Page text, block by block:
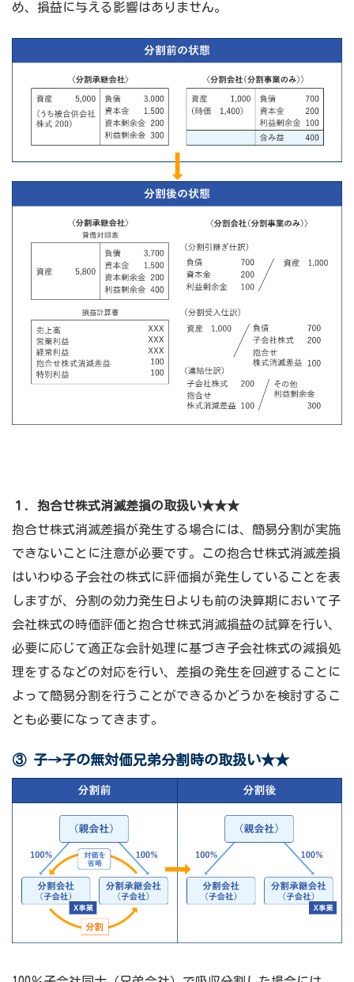
め、損益に与える影響はありません。
１. 抱合せ株式消滅差損の取扱い★★★
抱合せ株式消滅差損が発生する場合には、簡易分割が実施
できないことに注意が必要です。この抱合せ株式消滅差損
はいわゆる子会社の株式に評価損が発生していることを表
しますが、分割の効力発生日よりも前の決算期において子
会社株式の時価評価と抱合せ株式消滅損益の試算を行い、
必要に応じて適正な会計処理に基づき子会社株式の減損処
理をするなどの対応を行い、差損の発生を回避することに
よって簡易分割を行うことができるかどうかを検討するこ
とも必要になってきます。
③ 子→子の無対価兄弟分割時の取扱い★★